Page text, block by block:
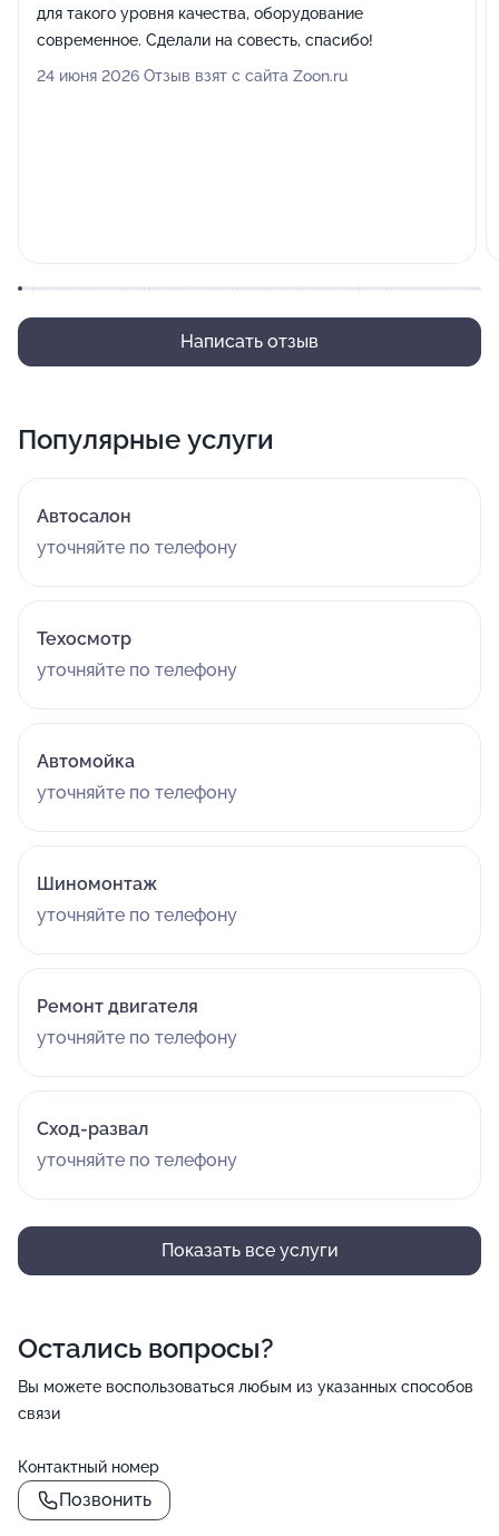
для такого уровня качества, оборудование
современное. Сделали на совесть, спасибо!
24 июня 2026 Отзыв взят с сайта Zoon.ru
Написать отзыв
Популярные услуги
Автосалон
уточняйте по телефону
Техосмотр
уточняйте по телефону
Автомойка
уточняйте по телефону
Шиномонтаж
уточняйте по телефону
Ремонт двигателя
уточняйте по телефону
Сход-развал
уточняйте по телефону
Показать все услуги
Остались вопросы?
Вы можете воспользоваться любым из указанных способов
связи
Контактный номер
Позвонить